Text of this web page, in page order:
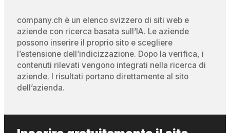
company.ch è un elenco svizzero di siti web e
aziende con ricerca basata sull’IA. Le aziende
possono inserire il proprio sito e scegliere
l’estensione dell’indicizzazione. Dopo la verifica, i
contenuti rilevati vengono integrati nella ricerca di
aziende. I risultati portano direttamente al sito
dell’azienda.